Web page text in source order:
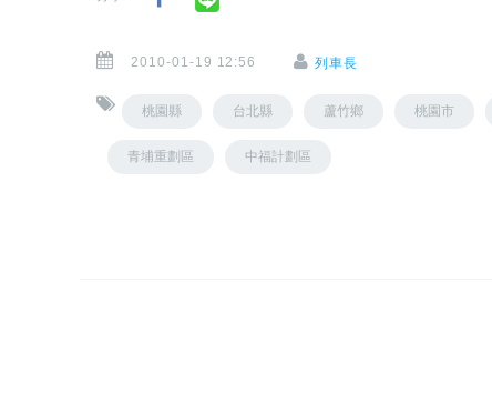
2010-01-19 12:56 列車長
桃園縣 台北縣 蘆竹鄉 桃園市
青埔重劃區 中福計劃區